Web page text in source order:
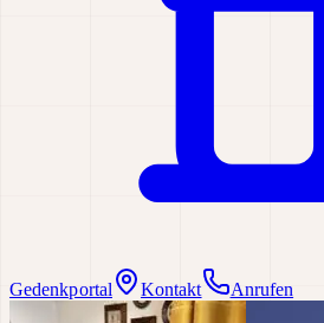
Gedenkportal Kontakt Anrufen